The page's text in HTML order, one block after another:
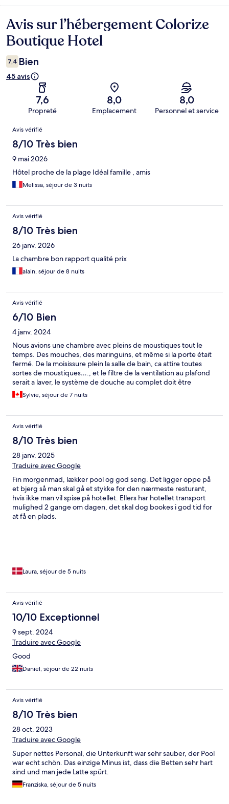
Avis
Avis sur l’hébergement Colorize
Boutique Hotel
7,4 Bien
45 avis
7,6
Propreté
8,0
Emplacement
8,0
Personnel et service
Avis
Avis vérifié
8/10 Très bien
9 mai 2026
Hôtel proche de la plage Idéal famille , amis
Melissa, séjour de 3 nuits
Avis vérifié
8/10 Très bien
26 janv. 2026
La chambre bon rapport qualité prix
alain, séjour de 8 nuits
Avis vérifié
6/10 Bien
4 janv. 2024
Nous avions une chambre avec pleins de moustiques tout le
temps. Des mouches, des maringuins, et même si la porte était
fermé. De la moisissure plein la salle de bain, ca attire toutes
sortes de moustiques…., et le filtre de la ventilation au plafond
serait a laver, le système de douche au complet doit être
changer, et une forte odeur …. J’ai tousser toute la semaine,,,
filtres de l’air conditionner a nettoyer.
Sylvie, séjour de 7 nuits
Avis vérifié
8/10 Très bien
28 janv. 2025
Traduire avec Google
Fin morgenmad, lækker pool og god seng. Det ligger oppe på
et bjerg så man skal gå et stykke for den nærmeste resturant,
hvis ikke man vil spise på hotellet. Ellers har hotellet transport
mulighed 2 gange om dagen, det skal dog bookes i god tid for
at få en plads.
Laura, séjour de 5 nuits
Avis vérifié
10/10 Exceptionnel
9 sept. 2024
Traduire avec Google
Good
Daniel, séjour de 22 nuits
Avis vérifié
8/10 Très bien
28 oct. 2023
Traduire avec Google
Super nettes Personal, die Unterkunft war sehr sauber, der Pool
war echt schön. Das einzige Minus ist, dass die Betten sehr hart
sind und man jede Latte spürt.
Franziska, séjour de 5 nuits